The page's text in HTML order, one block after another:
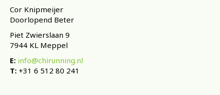
Cor Knipmeijer
Doorlopend Beter
Piet Zwierslaan 9
7944 KL Meppel
E: info@chirunning.nl
T: +31 6 512 80 241